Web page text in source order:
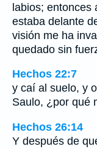
labios; entonces
estaba delante
visión me ha
quedado sin
Hechos 22:7
y caí al suelo, y
Saulo, ¿por qué
Hechos 26:14
Y después de